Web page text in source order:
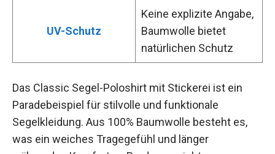
UV-Schutz
Keine explizite Angabe,
Baumwolle bietet
natürlichen Schutz
Das Classic Segel-Poloshirt mit Stickerei ist ein
Paradebeispiel für stilvolle und funktionale
Segelkleidung. Aus 100% Baumwolle besteht es,
was ein weiches Tragegefühl und länger